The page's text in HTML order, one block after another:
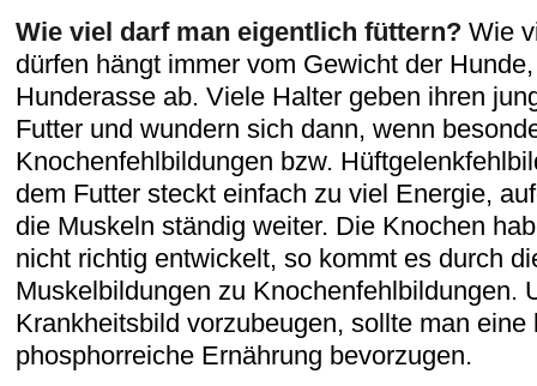
Wie viel darf man eigentlich füttern? Wie
dürfen hängt immer vom Gewicht der
Hunderasse ab. Viele Halter geben ihren
Futter und wundern sich dann, wenn
Knochenfehlbildungen bzw.
dem Futter steckt einfach zu viel Energie,
die Muskeln ständig weiter. Die Knochen
nicht richtig entwickelt, so kommt es durch
Muskelbildungen zu Knochenfehlbildungen.
Krankheitsbild vorzubeugen, sollte man eine
phosphorreiche Ernährung bevorzugen.